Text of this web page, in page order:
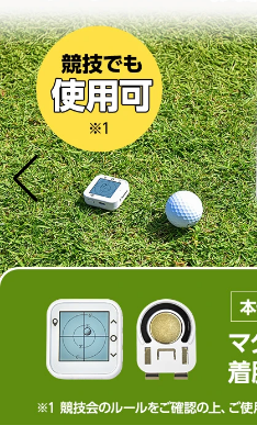
レーダ
ゴルフ WEB限
純正オプション
スペアパーツ
アイテ
人気カ
GPSデータ更新
ユピテル公式
【8/17(
で】ユ
ーセー
詳し
お役立ち情報
よく
お問い合わせ前
お問
各種お問い合
Yupiteruダイ
会員価格やポイントを
新規会員
Yupiteruダイレクトに新
登録後すぐに使える